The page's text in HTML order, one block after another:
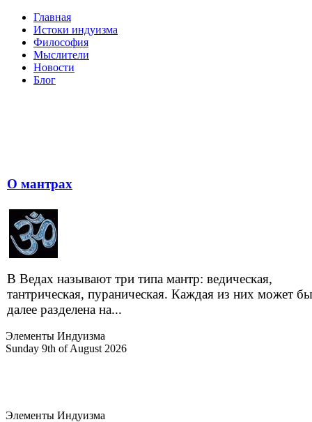
Главная
Истоки индуизма
Философия
Мыслители
Новости
Блог
О мантрах
В Ведах называют три типа мантр: ведическая,
тантрическая, пураническая. Каждая из них может
далее разделена на...
Элементы Индуизма
Sunday 9th of August 2026
Элементы Индуизма